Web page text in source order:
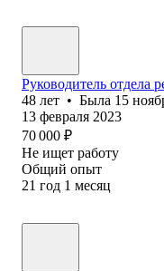
Руководитель отдела
48 лет • Была 15
13 февраля 2023
70 000 ₽
Не ищет работу
Общий опыт
21 год 1 месяц